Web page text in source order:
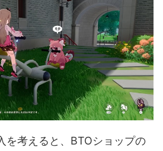
を考えると、BTOショップの